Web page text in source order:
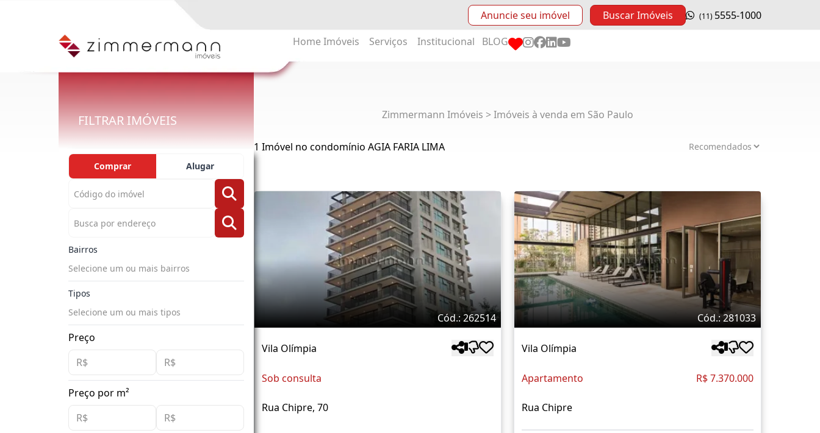
Anuncie seu imóvel Buscar Imóveis (11) 5555-1000
Home Imóveis Serviços Institucional BLOG
FILTRAR IMÓVEIS
Comprar Alugar
Bairros
Selecione um ou mais bairros
Tipos
Selecione um ou mais tipos
Preço
Preço por m²
Zimmermann Imóveis > Imóveis à venda em São Paulo
1 Imóvel no condomínio AGIA FARIA LIMA
Cód.: 262514
Vila Olímpia
Sob consulta
Rua Chipre, 70
Cód.: 281033
Vila Olímpia
Apartamento R$ 7.370.000
Rua Chipre